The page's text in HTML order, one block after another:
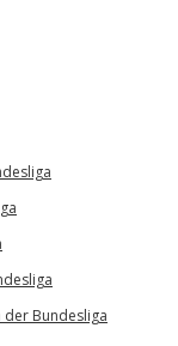
Bundesliga